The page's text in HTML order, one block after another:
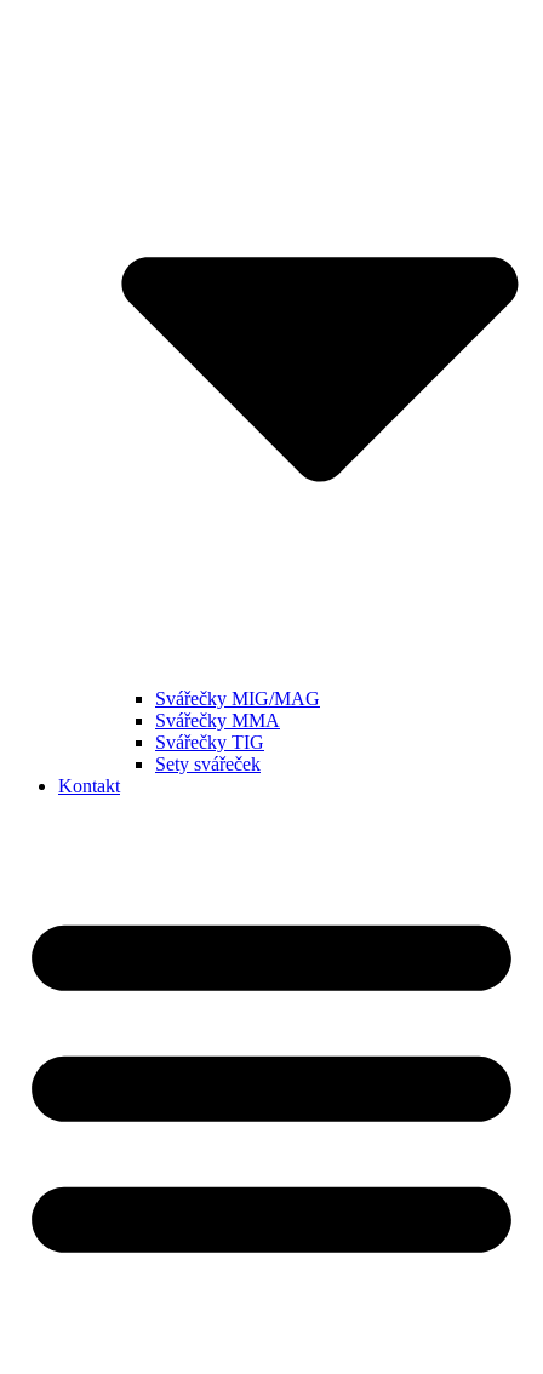
Svářečky MIG/MAG
Svářečky MMA
Svářečky TIG
Sety svářeček
Kontakt